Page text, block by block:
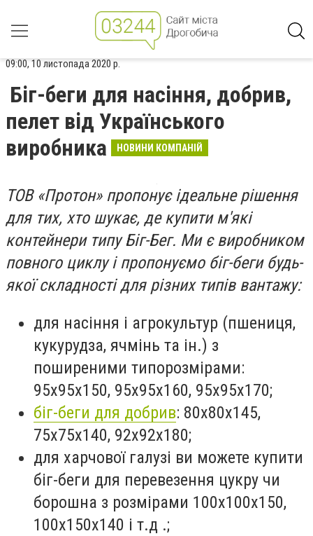
09:00, 10 листопада 2020 р.
Біг-беги для насіння, добрив,
пелет від Українського
виробника
НОВИНИ КОМПАНІЙ
ТОВ «Протон» пропонує ідеальне рішення
для тих, хто шукає, де купити м'які
контейнери типу Біг-Бег. Ми є виробником
повного циклу і пропонуємо біг-беги будь-
якої складності для різних типів вантажу:
для насіння і агрокультур (пшениця,
кукурудза, ячмінь та ін.) з
поширеними типорозмірами:
95х95х150, 95х95х160, 95х95х170;
біг-беги для добрив: 80х80х145,
75х75х140, 92х92х180;
для харчової галузі ви можете купити
біг-беги для перевезення цукру чи
борошна з розмірами 100х100х150,
100х150х140 і т.д .;